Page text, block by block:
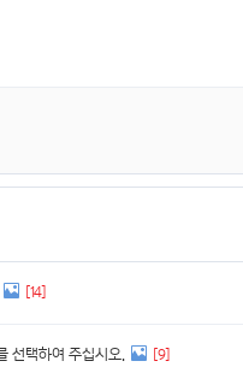
[14]
선택하여 주십시오. [9]